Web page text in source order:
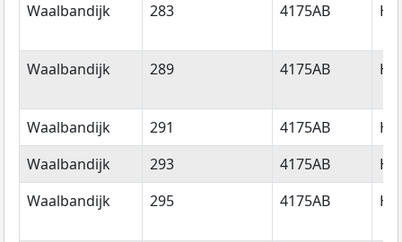
Waalbandijk 283 4175AB
Waalbandijk 289 4175AB
Waalbandijk 291 4175AB
Waalbandijk
293 4175AB
Waalbandijk
295 4175AB